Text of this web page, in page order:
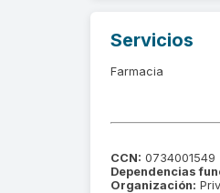
Servicios
Farmacia
CCN: 0734001549
Dependencias
Organización: